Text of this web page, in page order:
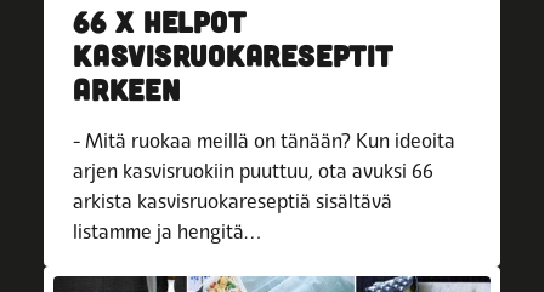
66 X HELPOT
KASVISRUOKARESEPTIT
ARKEEN
- Mitä ruokaa meillä on tänään? Kun ideoita
arjen kasvisruokiin puuttuu, ota avuksi 66
arkista kasvisruokareseptiä sisältävä
listamme ja hengitä…